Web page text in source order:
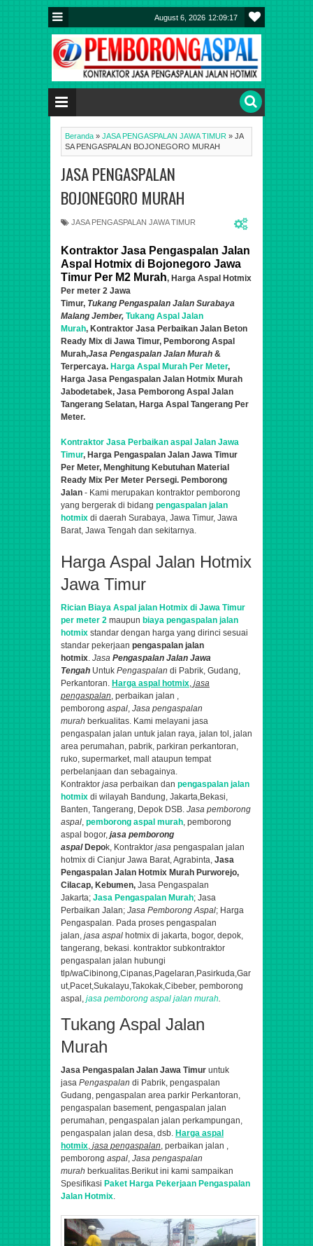
August 6, 2026 12:09:17
Beranda » JASA PENGASPALAN JAWA TIMUR » JA
SA PENGASPALAN BOJONEGORO MURAH
JASA PENGASPALAN
BOJONEGORO MURAH
JASA PENGASPALAN JAWA TIMUR
Kontraktor Jasa Pengaspalan Jalan
Aspal Hotmix di Bojonegoro Jawa
Timur Per M2 Murah, Harga Aspal Hotmix
Per meter 2 Jawa
Timur, Tukang Pengaspalan Jalan Surabaya
Malang Jember, Tukang Aspal Jalan
Murah, Kontraktor Jasa Perbaikan Jalan Beton
Ready Mix di Jawa Timur, Pemborong Aspal
Murah,Jasa Pengaspalan Jalan Murah &
Terpercaya. Harga Aspal Murah Per Meter,
Harga Jasa Pengaspalan Jalan Hotmix Murah
Jabodetabek, Jasa Pemborong Aspal Jalan
Tangerang Selatan, Harga Aspal Tangerang Per
Meter.
Kontraktor Jasa Perbaikan aspal Jalan Jawa
Timur, Harga Pengaspalan Jalan Jawa Timur
Per Meter, Menghitung Kebutuhan Material
Ready Mix Per Meter Persegi. Pemborong
Jalan - Kami merupakan kontraktor pemborong
yang bergerak di bidang pengaspalan jalan
hotmix di daerah Surabaya, Jawa Timur, Jawa
Barat, Jawa Tengah dan sekitarnya.
Harga Aspal Jalan Hotmix
Jawa Timur
Rician Biaya Aspal jalan Hotmix di Jawa Timur
per meter 2 maupun biaya pengaspalan jalan
hotmix standar dengan harga yang dirinci sesuai
standar pekerjaan pengaspalan jalan
hotmix. Jasa Pengaspalan Jalan Jawa
Tengah Untuk Pengaspalan di Pabrik, Gudang,
Perkantoran. Harga aspal hotmix, jasa
pengaspalan, perbaikan jalan ,
pemborong aspal, Jasa pengaspalan
murah berkualitas. Kami melayani jasa
pengaspalan jalan untuk jalan raya, jalan tol, jalan
area perumahan, pabrik, parkiran perkantoran,
ruko, supermarket, mall ataupun tempat
perbelanjaan dan sebagainya.
Kontraktor jasa perbaikan dan pengaspalan jalan
hotmix di wilayah Bandung, Jakarta,Bekasi,
Banten, Tangerang, Depok DSB. Jasa pemborong
aspal, pemborong aspal murah, pemborong
aspal bogor, jasa pemborong
aspalDepok, Kontraktor jasa pengaspalan jalan
hotmix di Cianjur Jawa Barat, Agrabinta, Jasa
Pengaspalan Jalan Hotmix Murah Purworejo,
Cilacap, Kebumen, Jasa Pengaspalan
Jakarta; Jasa Pengaspalan Murah; Jasa
Perbaikan Jalan; Jasa Pemborong Aspal; Harga
Pengaspalan. Pada proses pengaspalan
jalan, jasa aspal hotmix di jakarta, bogor, depok,
tangerang, bekasi. kontraktor subkontraktor
pengaspalan jalan hubungi
tlp/waCibinong,Cipanas,Pagelaran,Pasirkuda,Gar
ut,Pacet,Sukalayu,Takokak,Cibeber, pemborong
aspal, jasa pemborong aspal jalan murah.
Tukang Aspal Jalan
Murah
Jasa Pengaspalan Jalan Jawa Timur untuk
jasa Pengaspalan di Pabrik, pengaspalan
Gudang, pengaspalan area parkir Perkantoran,
pengaspalan basement, pengaspalan jalan
perumahan, pengaspalan jalan perkampungan,
pengaspalan jalan desa, dsb. Harga aspal
hotmix, jasa pengaspalan, perbaikan jalan ,
pemborong aspal, Jasa pengaspalan
murah berkualitas.Berikut ini kami sampaikan
Spesifikasi Paket Harga Pekerjaan Pengaspalan
Jalan Hotmix.